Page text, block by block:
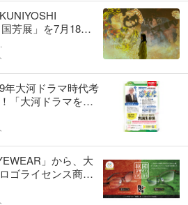
芳展」を7月18日
て開幕。立体映像
に没入できるイマ
年大河ドラマ時代考
「大河ドラマをさ
講座を開催
」から、大
ゴライセンス商品
モチーフにした新